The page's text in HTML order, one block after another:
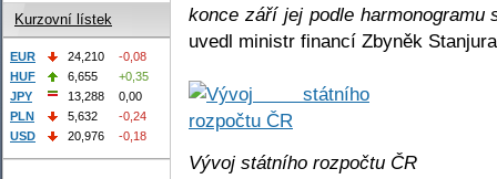
konce září jej podle harmonogramu
uvedl ministr financí Zbyněk
Vývoj státního rozpočtu ČR
Kurzovní lístek
EUR 24,210
-0,08
HUF
6,655
+0,35
JPY
13,288
0,00
PLN
5,632
-0,24
USD
20,976 -0,18